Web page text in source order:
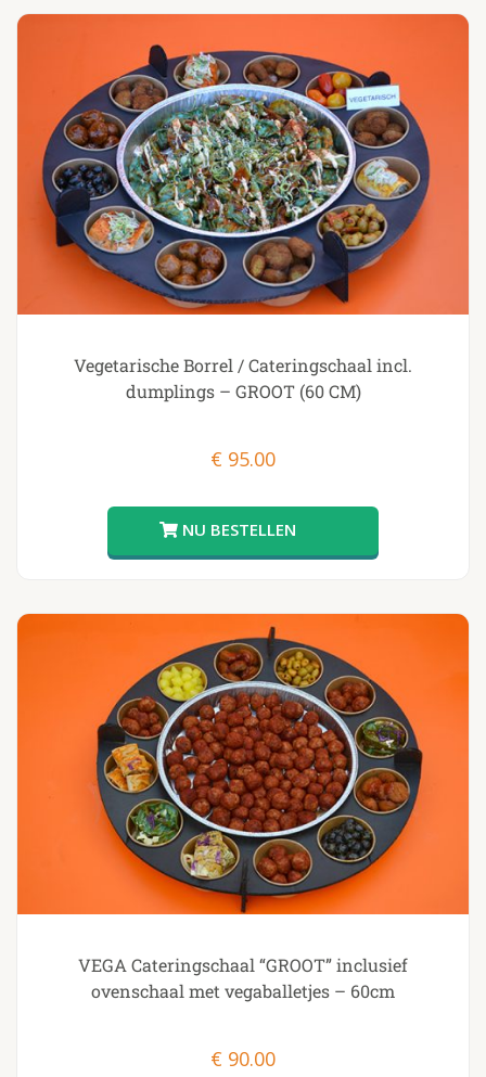
Vegetarische Borrel / Cateringschaal incl.
dumplings – GROOT (60 CM)
€ 95.00
VEGA Cateringschaal “GROOT” inclusief
ovenschaal met vegaballetjes – 60cm
€ 90.00